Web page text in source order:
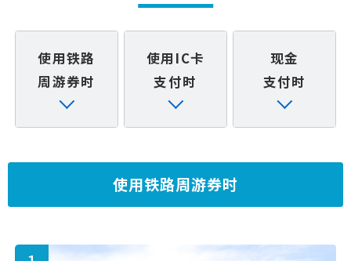
使用铁路
周游券时
使用IC卡
支付时
现金
支付时
使用铁路周游券时